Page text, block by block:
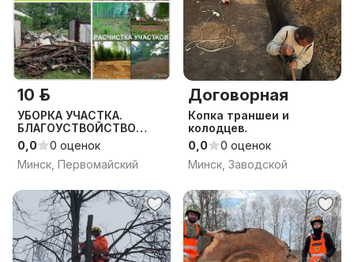
10 р.
УБОРКА УЧАСТКА.
БЛАГОУСТВОЙСТВО
УЧАСТКА.
0,0
0 оценок
Минск, Первомайский
Договорная
Копка траншеи и
колодцев.
0,0
0 оценок
Минск, Заводской